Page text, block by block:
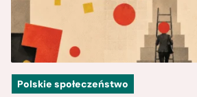
Polskie społeczeństwo